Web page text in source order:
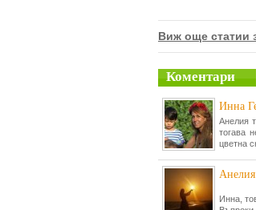
Виж още статии
Коментари
Инна
Анелия
тогава
цветна
Анелия
Инна,